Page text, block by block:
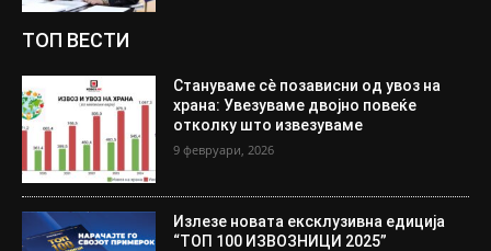
ТОП ВЕСТИ
Стануваме сè позависни од увоз на
храна: Увезуваме двојно повеќе
отколку што извезуваме
9 февруари, 2026
Излезе новата ексклузивна едиција
“ТОП 100 ИЗВОЗНИЦИ 2025”